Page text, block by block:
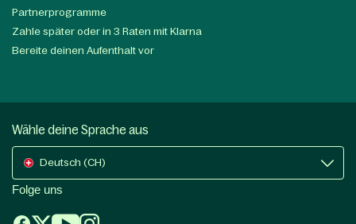
Partnerprogramme
Zahle später oder in 3 Raten mit Klarna
Bereite deinen Aufenthalt vor
Wähle deine Sprache aus
Deutsch (CH)
Folge uns